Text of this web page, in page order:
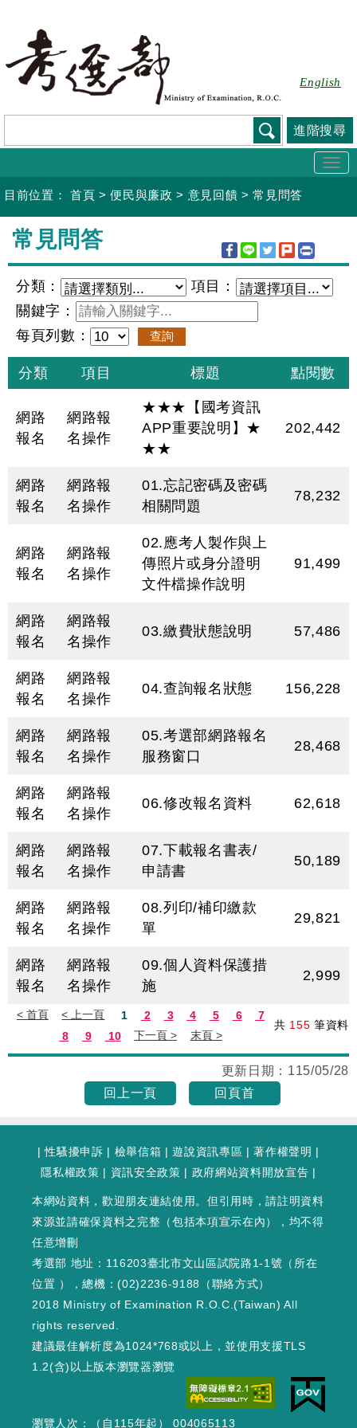
要
容
English
進階搜尋
目前位置： 首頁 >便民與廉政 > 意見回饋 >常見問答
:::
常見問答
分類：
項目：
關鍵字：
每頁列數：
分類 項目 標題 點閱數
網路
報名
網路報
名操作
★★★【國考資訊
APP重要說明】★
★★
202,442
網路
報名
網路報
名操作
01.忘記密碼及密碼
相關問題
78,232
網路
報名
網路報
名操作
02.應考人製作與上
傳照片或身分證明
文件檔操作說明
91,499
網路
報名
網路報
名操作
03.繳費狀態說明 57,486
網路
報名
網路報
名操作
04.查詢報名狀態 156,228
網路
報名
網路報
名操作
05.考選部網路報名
服務窗口
28,468
網路
報名
網路報
名操作
06.修改報名資料 62,618
網路
報名
網路報
名操作
07.下載報名書表/
申請書
50,189
網路
報名
網路報
名操作
08.列印/補印繳款
單
29,821
網路
報名
網路報
名操作
09.個人資料保護措
施
2,999
目
共 155 筆資料
更新日期： 115/05/28
回上一頁
回頁首
|性騷擾申訴 | 檢舉信箱 |遊說資訊專區 |著作權聲明 |
隱私權政策 | 資訊安全政策 | 政府網站資料開放宣告 |
本網站資料，歡迎朋友連結使用。但引用時，請註明資料
來源並請確保資料之完整（包括本項宣示在內），均不得
任意增刪
考選部 地址：116203臺北市文山區試院路1-1號（ 所在
位置 ），總機：(02)2236-9188（聯絡方式）
2018 Ministry of Examination R.O.C.(Taiwan) All
rights reserved.
建議最佳解析度為1024*768或以上，並使用支援TLS
1.2(含)以上版本瀏覽器瀏覽
瀏覽人次：（自115年起） 004065113